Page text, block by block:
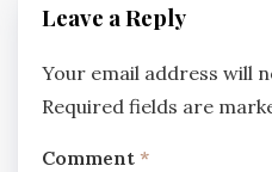
Leave a Reply
Your email address will
Required fields are
Comment *